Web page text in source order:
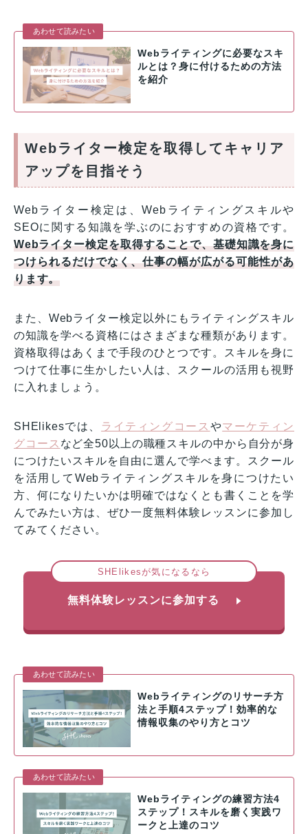
あわせて読みたい
Webライティングに必要なスキ
ルとは？身に付けるための方法
を紹介
Webライター検定を取得してキャリア
アップを目指そう
Webライター検定は、Webライティングスキルや
SEOに関する知識を学ぶのにおすすめの資格です。
Webライター検定を取得することで、基礎知識を身に
つけられるだけでなく、仕事の幅が広がる可能性があ
ります。
また、Webライター検定以外にもライティングスキル
の知識を学べる資格にはさまざまな種類があります。
資格取得はあくまで手段のひとつです。スキルを身に
つけて仕事に生かしたい人は、スクールの活用も視野
に入れましょう。
SHElikesでは、 ライティングコース やマーケティン
グコース など全50以上の職種スキルの中から自分が身
につけたいスキルを自由に選んで学べます。スクール
を活用してWebライティングスキルを身につけたい
方、何になりたいかは明確ではなくとも書くことを学
んでみたい方は、ぜひ一度無料体験レッスンに参加し
てみてください。
SHElikesが気になるなら
無料体験レッスンに参加する
あわせて読みたい
Webライティングのリサーチ方
法と手順4ステップ！効率的な
情報収集のやり方とコツ
あわせて読みたい
Webライティングの練習方法4
ステップ！スキルを磨く実践ワ
ークと上達のコツ